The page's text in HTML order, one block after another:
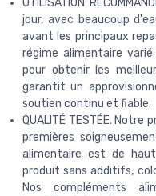
jour, avec beaucoup
avant les principaux
régime alimentaire
pour obtenir les
garantit un
soutien continu et fiable.
QUALITÉ TESTÉE.
premières
alimentaire est de
produit sans additifs,
Nos compléments